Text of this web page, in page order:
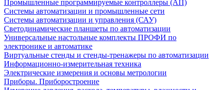
Промышленные программируемые контроллеры (АП)
Системы автоматизации и промышленные сети
Системы автоматизации и управления (САУ)
Светодинамические планшеты по автоматизации
Универсальные настольные комплекты ПРОФИ по
электронике и автоматике
Виртуальные стенды и стенды-тренажеры по автоматизации
Информационно-измерительная техника
Электрические измерения и основы метрологии
Приборы. Приборостроение